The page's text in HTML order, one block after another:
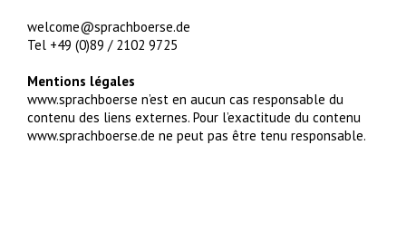
welcome@sprachboerse.de
Tel +49 (0)89 / 2102 9725
Mentions légales
www.sprachboerse n’est en aucun cas responsable du
contenu des liens externes. Pour l’exactitude du contenu
www.sprachboerse.de ne peut pas être tenu responsable.